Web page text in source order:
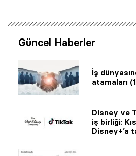
Güncel Haberler
İş
atamaları
Disney ve
iş birliği:
Disney+’a